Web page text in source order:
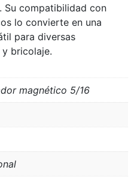
Su compatibilidad con
lo convierte en una
para diversas
bricolaje.
magnético 5/16